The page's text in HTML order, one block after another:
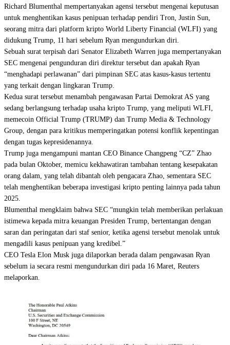
Richard Blumenthal mempertanyakan agensi tersebut mengenai keputusan
untuk menghentikan kasus penipuan terhadap pendiri Tron, Justin Sun,
seorang mitra dari platform kripto World Liberty Financial (WLFI) yang
didukung Trump, 11 hari sebelum Ryan mengundurkan diri.
Sebuah surat terpisah dari Senator Elizabeth Warren juga mempertanyakan
SEC mengenai pengunduran diri direktur tersebut dan apakah Ryan
“menghadapi perlawanan” dari pimpinan SEC atas kasus-kasus tertentu
yang terkait dengan lingkaran Trump.
Kedua surat tersebut menambah pengawasan Partai Demokrat AS yang
sedang berlangsung terhadap usaha kripto Trump, yang meliputi WLFI,
memecoin Official Trump (TRUMP) dan Trump Media & Technology
Group, dengan para kritikus memperingatkan potensi konflik kepentingan
dengan tugas kepresidenannya.
Trump juga mengampuni mantan CEO Binance Changpeng “CZ” Zhao
pada bulan Oktober, memicu kekhawatiran tambahan tentang kesepakatan
orang dalam, yang telah dibantah oleh pengacara Zhao, sementara SEC
telah menghentikan beberapa investigasi kripto penting lainnya pada tahun
2025.
Blumenthal mengklaim bahwa SEC “mungkin telah memberikan perlakuan
istimewa kepada mitra keuangan Presiden Trump, bertentangan dengan
saran dan peringatan dari staf senior, ketika agensi tersebut menolak untuk
mengadili kasus penipuan yang kredibel.”
CEO Tesla Elon Musk juga dilaporkan berada dalam pengawasan Ryan
sebelum ia secara resmi mengundurkan diri pada 16 Maret, Reuters
melaporkan.